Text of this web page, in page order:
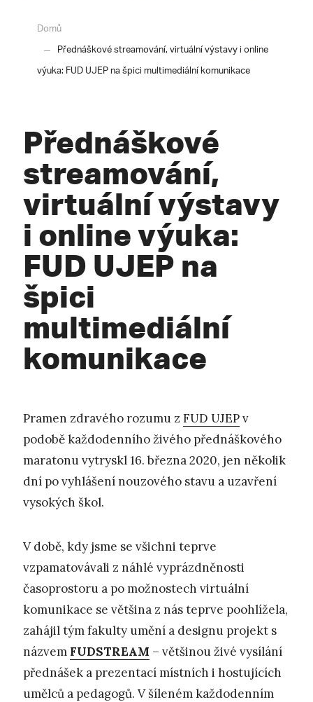
Domů
Přednáškové streamování, virtuální výstavy i online
výuka: FUD UJEP na špici multimediální komunikace
Přednáškové
streamování,
virtuální výstavy
i online výuka:
FUD UJEP na
špici
multimediální
komunikace
Pramen zdravého rozumu z FUD UJEPv
podobě každodenního živého přednáškového
maratonu vytryskl 16. března 2020, jen několik
dní po vyhlášení nouzového stavu a uzavření
vysokých škol.
V době, kdy jsme se všichni teprve
vzpamatovávali z náhlé vyprázdněnosti
časoprostoru a po možnostech virtuální
komunikace se většina z nás teprve poohlížela,
zahájil tým fakulty umění a designu projekt s
názvem FUDSTREAM – většinou živé vysílání
přednášek a prezentací místních i hostujících
umělců a pedagogů. V šíleném každodenním